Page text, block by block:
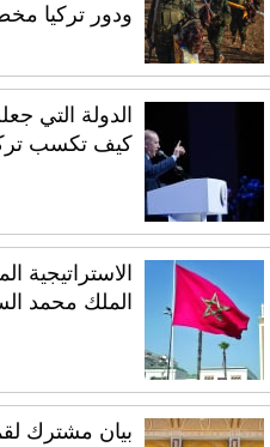
ودور تركيا
الدولة التي
كيف تكسب
الاستراتيجية
الملك محمد
بيان مشترك